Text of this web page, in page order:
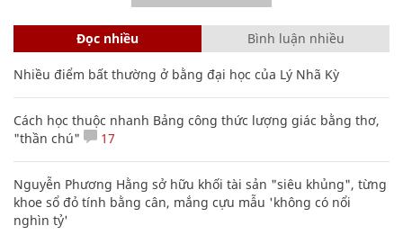
Đọc nhiều Bình luận nhiều
Nhiều điểm bất thường ở bằng đại học của Lý Nhã Kỳ
Cách học thuộc nhanh Bảng công thức lượng giác bằng thơ,
"thần chú"
17
Nguyễn Phương Hằng sở hữu khối tài sản "siêu khủng", từng
khoe sổ đỏ tính bằng cân, mắng cựu mẫu 'không có nổi
nghìn tỷ'